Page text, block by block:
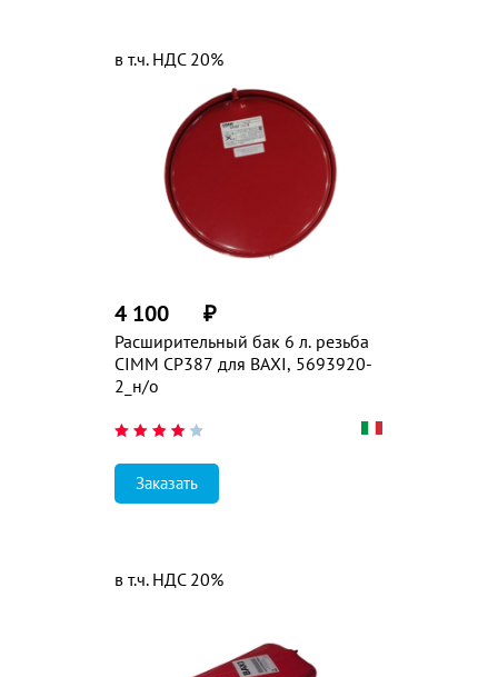
Расширительный бак 6 л. резьба
CIMM CP387 для BAXI, 5693920-
2_н/о
4 100 ₽
в т.ч. НДС 20%
Заказать
в т.ч. НДС 20%